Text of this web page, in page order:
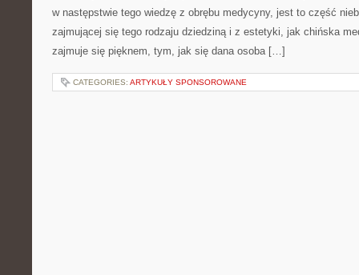
w następstwie tego wiedzę z obrębu medycyny, jest to część
zajmującej się tego rodzaju dziedziną i z estetyki, jak chińska
zajmuje się pięknem, tym, jak się dana osoba […]
CATEGORIES: ARTYKUŁY SPONSOROWANE